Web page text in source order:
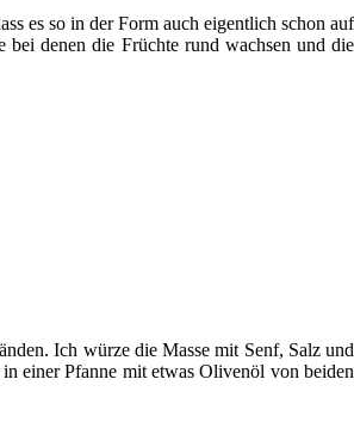
es so in der Form auch eigentlich schon auf
denen die Früchte rund wachsen und die
Ich würze die Masse mit Senf, Salz und
einer Pfanne mit etwas Olivenöl von beiden